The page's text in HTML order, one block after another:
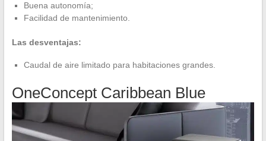
Buena autonomía;
Facilidad de mantenimiento.
Las desventajas:
Caudal de aire limitado para habitaciones grandes.
OneConcept Caribbean Blue